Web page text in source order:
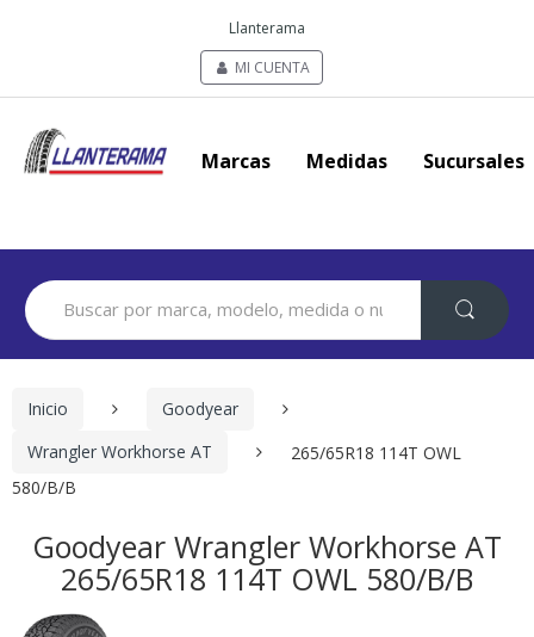
Llanterama
MI CUENTA
Marcas Medidas Sucursales
Search
for:
Inicio
Goodyear
Wrangler Workhorse AT
265/65R18 114T OWL
580/B/B
Goodyear Wrangler Workhorse AT
265/65R18 114T OWL 580/B/B